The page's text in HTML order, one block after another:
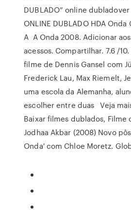
DUBLADO” online
ONLINE DUBLADO HDA
A A Onda 2008. Adicionar
acessos. Compartilhar. 7.6 /
filme de Dennis Gansel com
Frederick Lau, Max Riemelt,
uma escola da Alemanha,
escolher entre duas Veja
Baixar filmes dublados, Filme
Jodhaa Akbar (2008) Novo
Onda' com Chloe Moretz.